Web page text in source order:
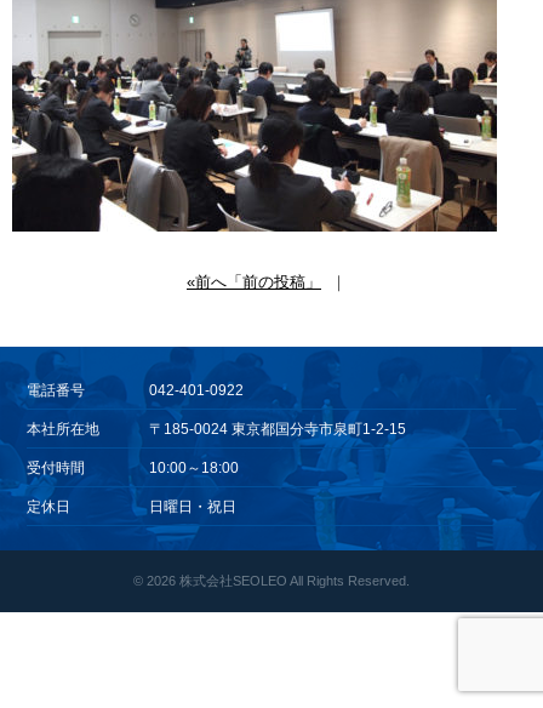
/home/cmspro18/seoleo.jp/
content/themes/standard_black_cmspro/
on line20
«前へ「前の投稿」 ｜
電話番号 042-401-0922
本社所在地 〒185-0024 東京都国分寺市泉町1-2-15
受付時間 10:00～18:00
定休日 日曜日・祝日
© 2026 株式会社SEOLEO All Rights Reserved.